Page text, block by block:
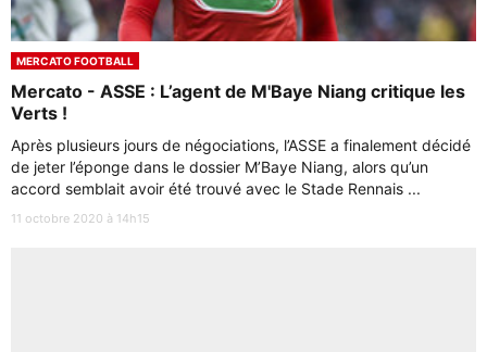
MERCATO FOOTBALL
Mercato - ASSE : L’agent de M'Baye Niang critique les
Verts !
Après plusieurs jours de négociations, l’ASSE a finalement décidé
de jeter l’éponge dans le dossier M’Baye Niang, alors qu’un
accord semblait avoir été trouvé avec le Stade Rennais ...
11 octobre 2020 à 14h15